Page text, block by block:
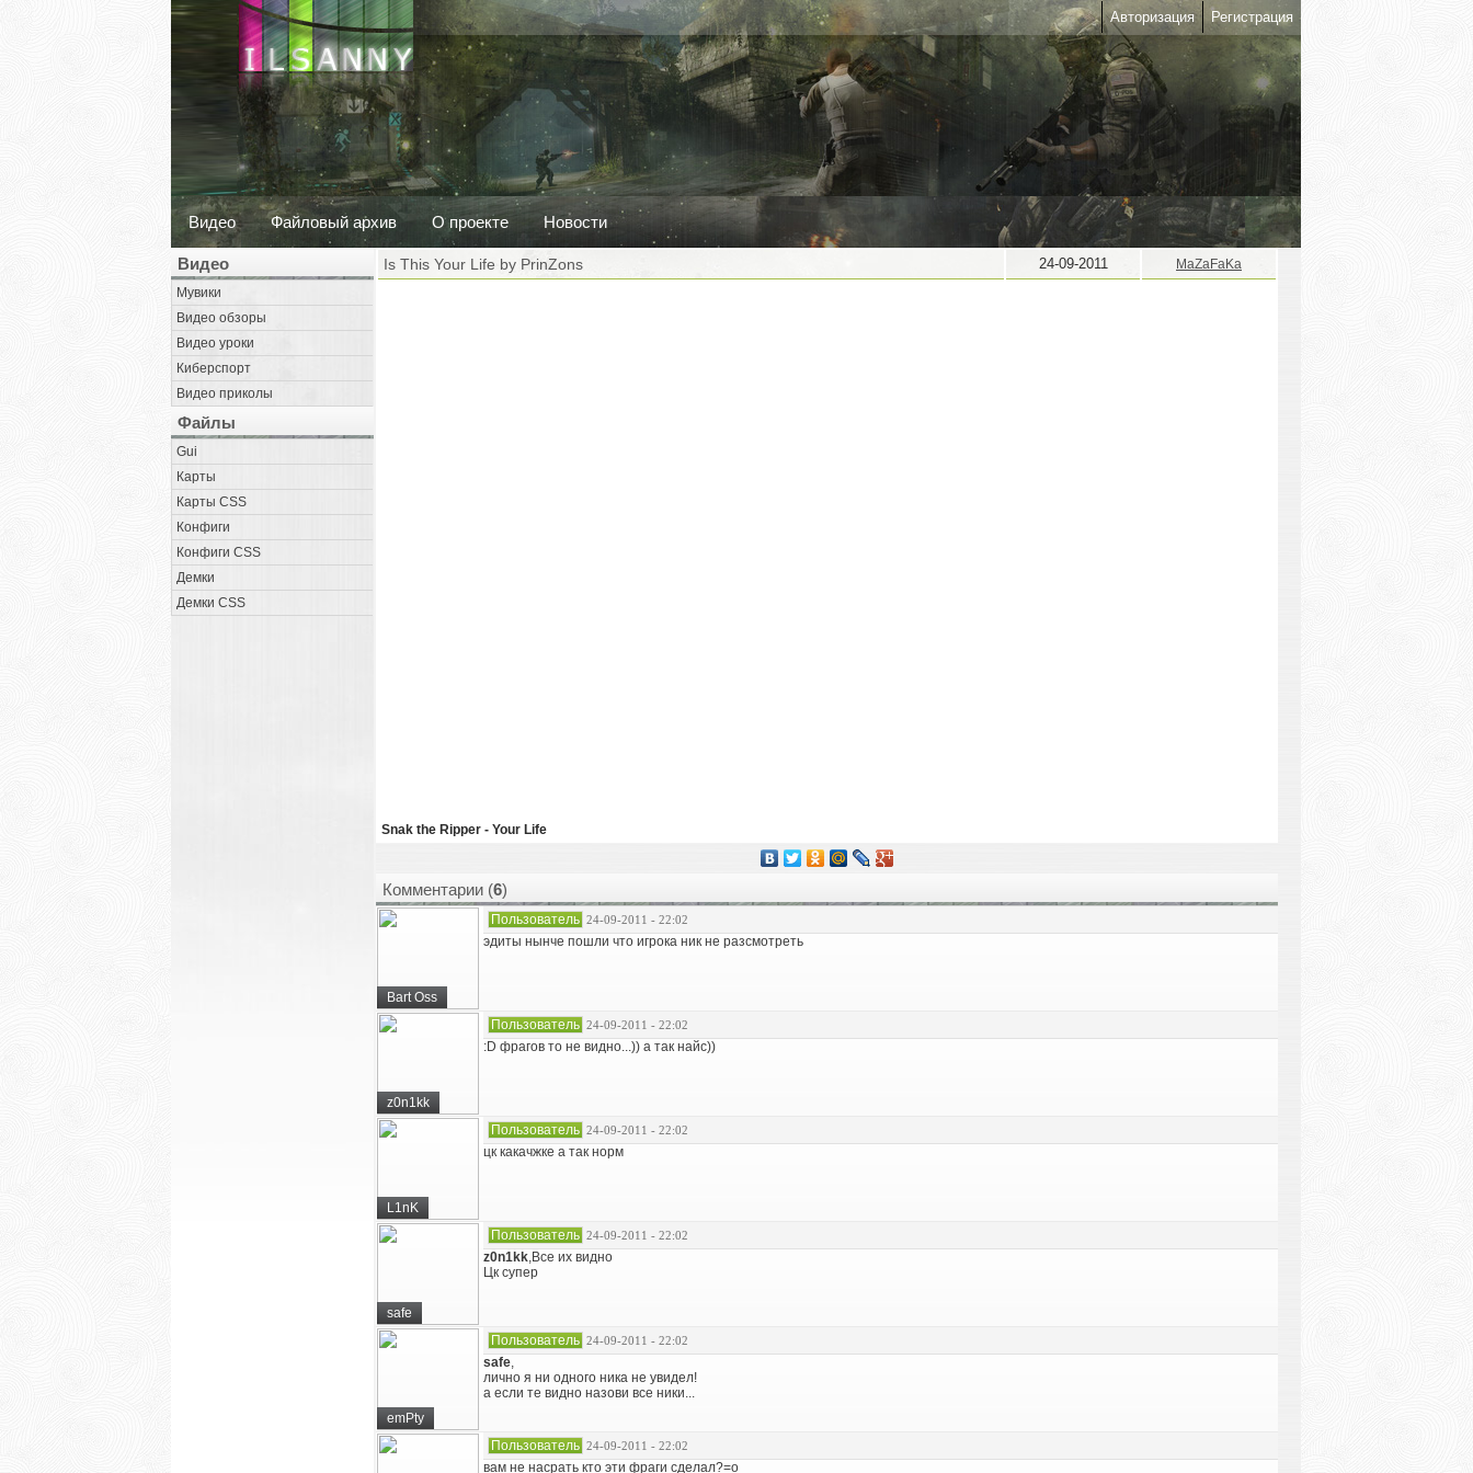
Авторизация Регистрация
Видео Файловый архив О проекте Новости
Видео
Мувики
Видео обзоры
Видео уроки
Киберспорт
Видео приколы
Файлы
Gui
Карты
Карты CSS
Конфиги
Конфиги CSS
Демки
Демки CSS
Is This Your Life by PrinZons 24-09-2011 MaZaFaKa
Snak the Ripper - Your Life
Комментарии (6)
Bart Oss
Пользователь 24-09-2011 - 22:02
эдиты нынче пошли что игрока ник не разсмотреть
z0n1kk
Пользователь 24-09-2011 - 22:02
:D фрагов то не видно...)) а так найс))
L1nK
Пользователь 24-09-2011 - 22:02
цк какачжке а так норм
safe
Пользователь 24-09-2011 - 22:02
z0n1kk,Все их видно
Цк супер
emPty
Пользователь 24-09-2011 - 22:02
safe,
лично я ни одного ника не увидел!
а если те видно назови все ники...
Пользователь 24-09-2011 - 22:02
вам не насрать кто эти фраги сделал?=о